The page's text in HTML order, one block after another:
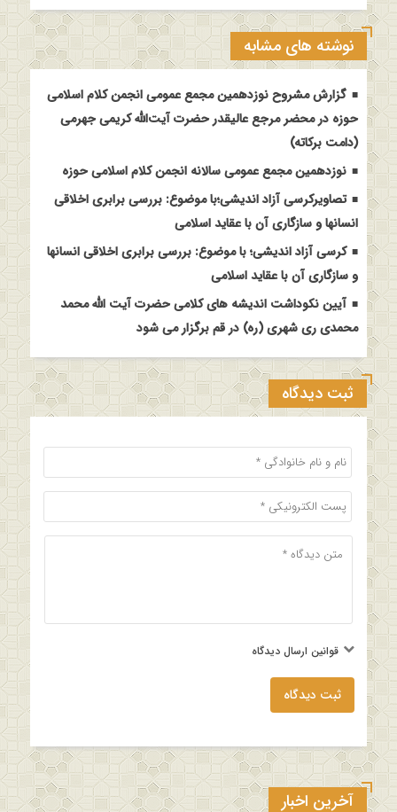
نوشته های مشابه
گزارش مشروح نوزدهمین مجمع عمومی انجمن کلام اسلامی
حوزه در محضر مرجع عالیقدر حضرت آیت‌الله کریمی جهرمی
(دامت برکاته)
نوزدهمین مجمع عمومی سالانه انجمن کلام اسلامی حوزه
تصاویرکرسی آزاد اندیشی؛با موضوع: بررسی برابری اخلاقی
انسانها و سازگاری آن با عقاید اسلامی
کرسی آزاد اندیشی؛ با موضوع: بررسی برابری اخلاقی انسانها
و سازگاری آن با عقاید اسلامی
آیین نکوداشت اندیشه های کلامی حضرت آیت الله محمد
محمدی ری شهری (ره) در قم برگزار می شود
ثبت دیدگاه
قوانین ارسال دیدگاه
ثبت دیدگاه
آخرین اخبار